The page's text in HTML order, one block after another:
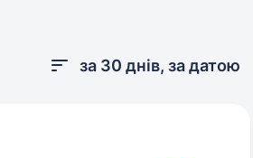
за 30 днів, за датою